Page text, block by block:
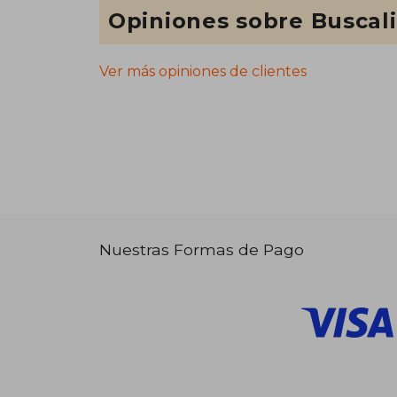
Opiniones sobre
Ver más opiniones de clientes
Nuestras Formas de Pago